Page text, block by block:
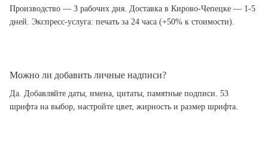
Производство — 3 рабочих дня. Доставка в Кирово-Чепецке — 1-5
дней. Экспресс-услуга: печать за 24 часа (+50% к стоимости).
Можно ли добавить личные надписи?
Да. Добавляйте даты, имена, цитаты, памятные подписи. 53
шрифта на выбор, настройте цвет, жирность и размер шрифта.